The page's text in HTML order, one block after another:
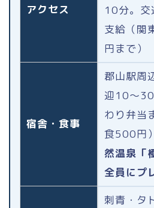
アクセス
10分。交
支給（関
円まで）
宿舎・食事
郡山駅周
迎10〜
わり弁当
食500円
然温泉「
全員にプ
刺青・タ